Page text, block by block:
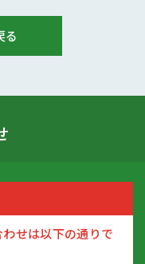
る
せは以下の通りで